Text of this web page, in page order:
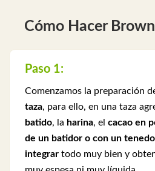
Cómo Hacer
Paso 1:
Comenzamos la preparación
taza, para ello, en una taza
batido, la harina, el cacao en
de un batidor o con un
integrar todo muy bien y